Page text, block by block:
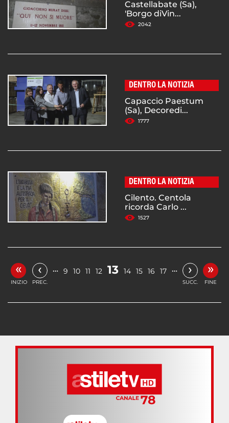
Castellabate (Sa),
'Borgo diVin...
2042
DENTRO LA NOTIZIA
Capaccio Paestum
(Sa), Decoredi...
1777
DENTRO LA NOTIZIA
Cilento. Centola
ricorda Carlo ...
1527
«
INIZIO
‹
PREC.
… 9 10 11 12 13 14 15 16 17 … ›
SUCC.
»
FINE